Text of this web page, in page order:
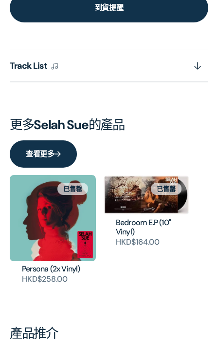
到貨提醒
Track List
更多Selah Sue的產品
查看更多
Persona (2x Vinyl)
HKD$258.00
已售罄
Bedroom E.P (10"
Vinyl)
HKD$164.00
已售罄
產品推介